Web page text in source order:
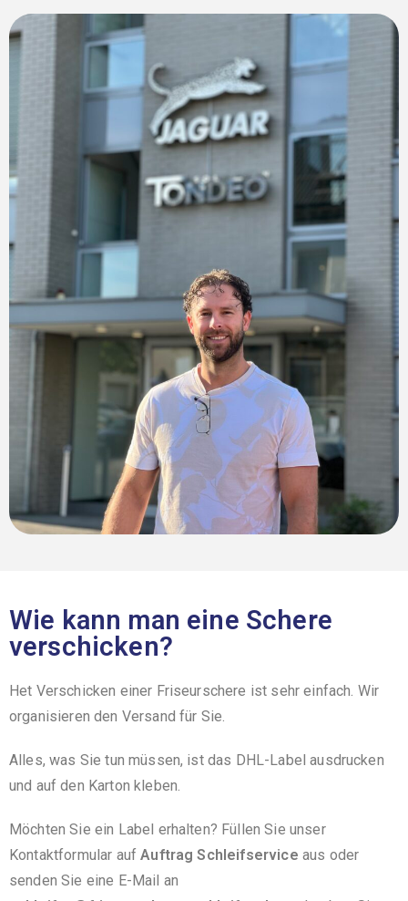
Wie kann man eine Schere
verschicken?
Het Verschicken einer Friseurschere ist sehr einfach. Wir
organisieren den Versand für Sie.
Alles, was Sie tun müssen, ist das DHL-Label ausdrucken
und auf den Karton kleben.
Möchten Sie ein Label erhalten? Füllen Sie unser
Kontaktformular aufAuftrag Schleifservice aus oder
senden Sie eine E-Mail an